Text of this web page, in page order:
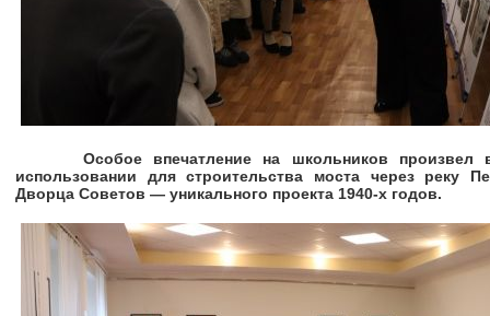
Особое впечатление на школьников произвел
использовании для строительства моста через реку
Дворца Советов — уникального проекта 1940-х годов.